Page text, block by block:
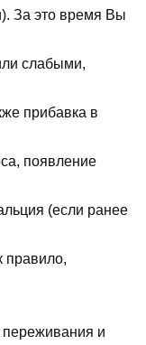
За это время Вы
слабыми,
прибавка в
появление
(если ранее
правило,
и